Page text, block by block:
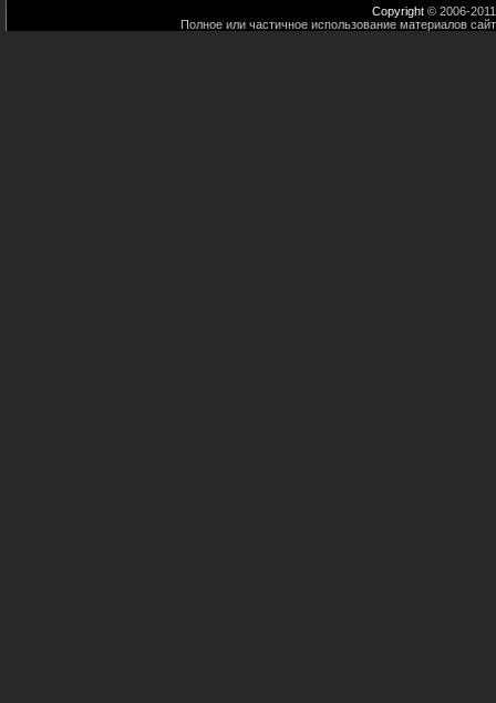
Copyright © 2006-
Полное или частичное использование материалов